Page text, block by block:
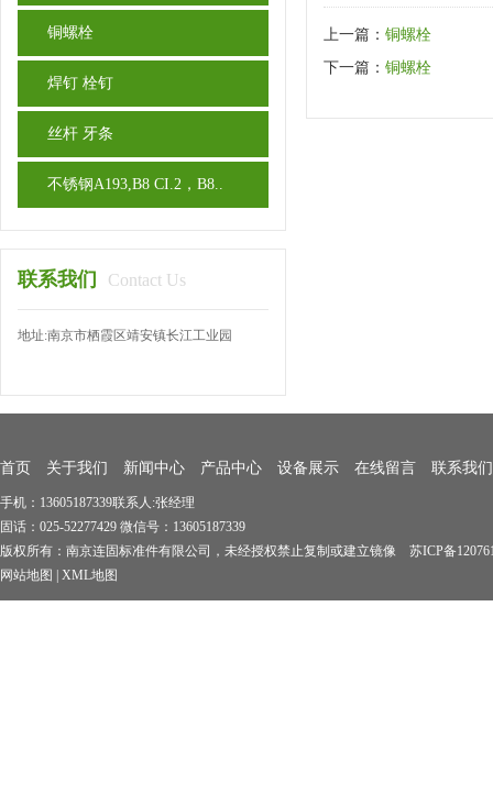
铜螺栓
焊钉 栓钉
丝杆 牙条
不锈钢A193,B8 CI.2，B8..
联系我们 Contact Us
地址:南京市栖霞区靖安镇长江工业园
上一篇： 铜螺栓
下一篇： 铜螺栓
首页 关于我们 新闻中心 产品中心 设备展示 在线留言 联系我们
手机：13605187339联系人:张经理
固话：025-52277429 微信号：13605187339
版权所有：南京连固标准件有限公司，未经授权禁止复制或建立镜像 苏ICP备
网站地图
XML地图